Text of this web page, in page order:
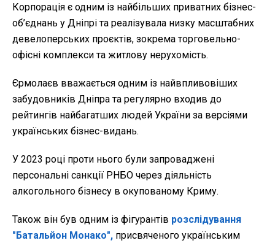
Корпорація є одним із найбільших приватних бізнес-
об’єднань у Дніпрі та реалізувала низку масштабних
девелоперських проєктів, зокрема торговельно-
офісні комплекси та житлову нерухомість.
Єрмолаєв вважається одним із найвпливовіших
забудовників Дніпра та регулярно входив до
рейтингів найбагатших людей України за версіями
українських бізнес-видань.
У 2023 році проти нього були запроваджені
персональні санкції РНБО через діяльність
алкогольного бізнесу в окупованому Криму.
Також він був одним із фігурантів розслідування
"Батальйон Монако", присвяченого українським